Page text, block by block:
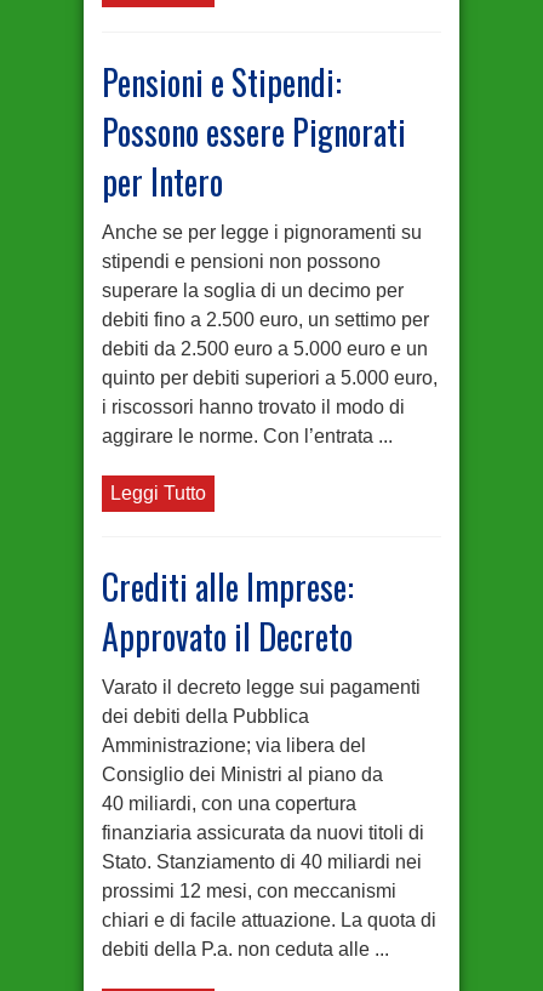
Pensioni e Stipendi:
Possono essere Pignorati
per Intero
Anche se per legge i pignoramenti su
stipendi e pensioni non possono
superare la soglia di un decimo per
debiti fino a 2.500 euro, un settimo per
debiti da 2.500 euro a 5.000 euro e un
quinto per debiti superiori a 5.000 euro,
i riscossori hanno trovato il modo di
aggirare le norme. Con l’entrata ...
Leggi Tutto
Crediti alle Imprese:
Approvato il Decreto
Varato il decreto legge sui pagamenti
dei debiti della Pubblica
Amministrazione; via libera del
Consiglio dei Ministri al piano da
40 miliardi, con una copertura
finanziaria assicurata da nuovi titoli di
Stato. Stanziamento di 40 miliardi nei
prossimi 12 mesi, con meccanismi
chiari e di facile attuazione. La quota di
debiti della P.a. non ceduta alle ...